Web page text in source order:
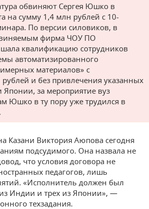
обвиняют Сергея Юшко в
на сумму 1,4 млн рублей с 10-
По версии силовиков, в
фирма ЧОУ ПО
квалификацию сотрудников
автоматизированного
материалов» с
и без привлечения указанных
Японии, за мероприятие вуз
Юшко в ту пору уже трудился в
Казани Виктория Аюпова сегодня
подсудимого. Она назвала не
что условия договора не
педагогов, лишь
«Исполнитель должен был
из Индии и трех из Японии», —
техзадания.